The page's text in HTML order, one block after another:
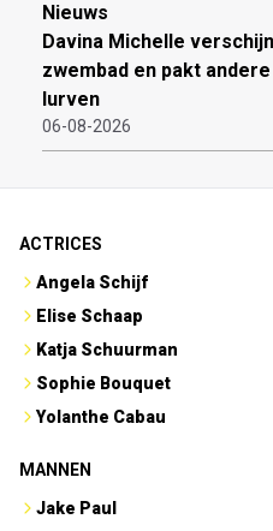
Nieuws
Davina Michelle
zwembad en pakt
lurven
06-08-2026
ACTRICES
Angela Schijf
Elise Schaap
Katja Schuurman
Sophie Bouquet
Yolanthe Cabau
MANNEN
Jake Paul